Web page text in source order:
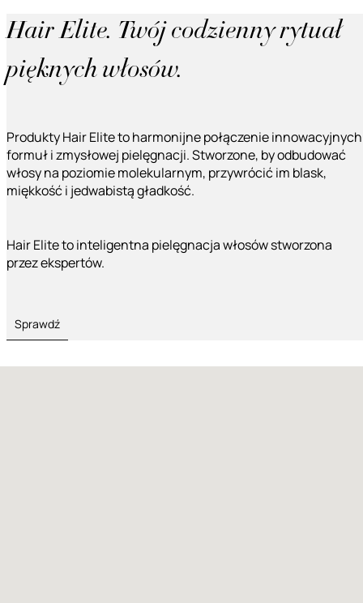
Hair Elite. Twój codzienny rytuał
pięknych włosów.
Produkty Hair Elite to harmonijne połączenie innowacyjnych
formuł i zmysłowej pielęgnacji. Stworzone, by odbudować
włosy na poziomie molekularnym, przywrócić im blask,
miękkość i jedwabistą gładkość.
Hair Elite to inteligentna pielęgnacja włosów stworzona
przez ekspertów.
Sprawdź